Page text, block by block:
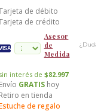
de débito
de crédito
Asesor
de
Medida
¿Dudas?
sin interés de $82.997
Envío GRATIS hoy
Retiro en tienda
de regalo